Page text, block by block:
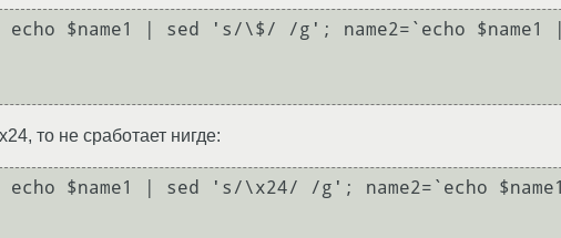
echo $name1 | sed 's/\$/ /g'; name2=`echo
то не сработает нигде:
echo $name1 | sed 's/\x24/ /g'; name2=`echo